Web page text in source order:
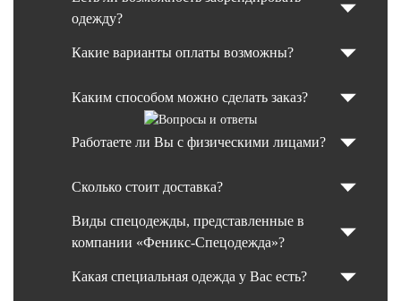
одежду?
Какие варианты оплаты возможны?
Каким способом можно сделать заказ?
Работаете ли Вы с физическими лицами?
Сколько стоит доставка?
Виды спецодежды, представленные в
компании «Феникс-Спецодежда»?
Какая специальная одежда у Вас есть?